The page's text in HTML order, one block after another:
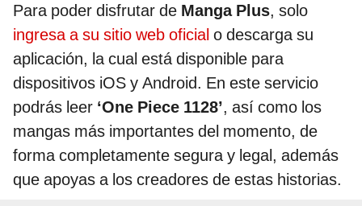
Para poder disfrutar de Manga Plus, solo
ingresa a su sitio web oficial o descarga su
aplicación, la cual está disponible para
dispositivos iOS y Android. En este servicio
podrás leer ‘One Piece 1128’, así como los
mangas más importantes del momento, de
forma completamente segura y legal, además
que apoyas a los creadores de estas historias.